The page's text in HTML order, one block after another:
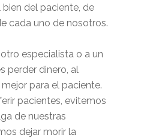
del paciente, de
cada uno de nosotros.
especialista o a un
perder dinero, al
para el paciente.
pacientes, evitemos
de nuestras
dejar morir la